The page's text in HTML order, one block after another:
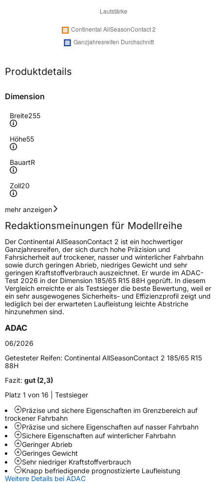
Produktdetails
Dimension
Breite255
Höhe55
BauartR
Zoll20
Geschwindigkeitsindex
Höchstgeschwindigkeit
300 km/h
Lastindex110
Höchstlast1060 kg
Gewicht (in kg) 12,418 kg
Generelle Merkmale
Fahrzeugtyp
Verwendung
Modellname AllSeasonContact 2
Fahrzeugart
Weitere Eigenschaften
SchlauchtypTL
ZustandNeureifen
M+SJa
VerstärktXL
mehr anzeigen
Redaktionsmeinungen für Modellreihe
Der Continental AllSeasonContact 2 ist ein hochwertiger
Ganzjahresreifen, der sich durch hohe Präzision und
Fahrsicherheit auf trockener, nasser und winterlicher Fahrbahn
sowie durch geringen Abrieb, niedriges Gewicht und sehr
geringen Kraftstoffverbrauch auszeichnet. Er wurde im ADAC-
Test 2026 in der Dimension 185/65 R15 88H geprüft. In diesem
Vergleich erreichte er als Testsieger die beste Bewertung, weil er
ein sehr ausgewogenes Sicherheits- und Effizienzprofil zeigt und
lediglich bei der erwarteten Laufleistung leichte Abstriche
hinzunehmen sind.
ADAC
06/2026
Getesteter Reifen: Continental AllSeasonContact 2 185/65 R15
88H
Fazit: gut (2,3)
Platz 1 von 16 | Testsieger
Präzise und sichere Eigenschaften im Grenzbereich auf
trockener Fahrbahn
Präzise und sichere Eigenschaften auf nasser Fahrbahn
Sichere Eigenschaften auf winterlicher Fahrbahn
Geringer Abrieb
Geringes Gewicht
Sehr niedriger Kraftstoffverbrauch
Knapp befriedigende prognostizierte Laufleistung
Weitere Details bei ADAC